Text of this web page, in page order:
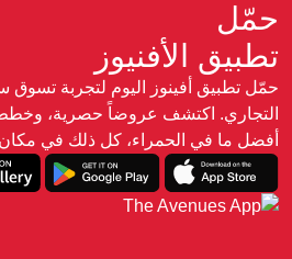
حمّل
تطبيق الأفنيوز
حمّل تطبيق أفينوز اليوم لتجربة
التجاري. اكتشف عروضاً حصرية،
أفضل ما في الحمراء، كل ذلك في